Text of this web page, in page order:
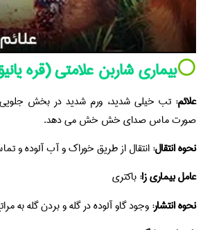
⚪️بیماری شاربن علامتی (قره
علائم: تب خیلی شدید، ورم شدید در بخش
صورت ماس صدای خش خش می دهد.
نحوه انتقال:انتقال از طریق خوراک و آب آلوده و
عامل بیماری زا:باکتری
نحوه انتشار:وجود گاو آلوده در گله و بردن گله به